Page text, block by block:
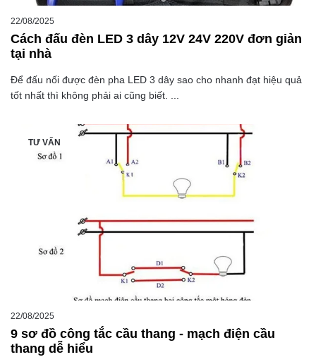
22/08/2025
Cách đấu đèn LED 3 dây 12V 24V 220V đơn giản
tại nhà
Để đấu nối được đèn pha LED 3 dây sao cho nhanh đạt hiệu quả
tốt nhất thì không phải ai cũng biết. ...
TƯ VẤN
22/08/2025
9 sơ đồ công tắc cầu thang - mạch điện cầu
thang dễ hiểu